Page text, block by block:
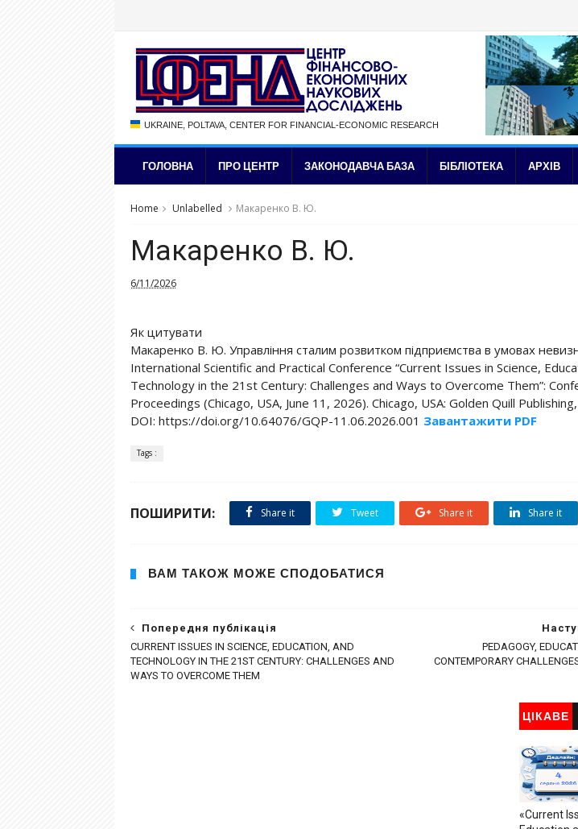
UKRAINE, POLTAVA, CENTER FOR FINANCIAL-ECONOMIC RESEARCH
✉ Підписка
ГОЛОВНА ПРО ЦЕНТР ЗАКОНОДАВЧА БАЗА БІБЛІОТЕКА АРХІВ
Home Unlabelled Макаренко В. Ю.
Макаренко В. Ю.
6/11/2026
Як цитувати
Макаренко В. Ю. Управління сталим розвитком підприємства в умовах
International Scientific and Practical Conference “Current Issues in Science,
Technology in the 21st Century: Challenges and Ways to Overcome Them”:
Proceedings (Chicago, USA, June 11, 2026). Chicago, USA: Golden Quill
DOI: https://doi.org/10.64076/GQP-11.06.2026.001 Завантажити PDF
Tags :
ПОШИРИТИ: Share it Tweet Share it Share it
ВАМ ТАКОЖ МОЖЕ СПОДОБАТИСЯ
PEDAGOGY,
CONTEMPORARY
Попередня публікація
CURRENT ISSUES IN SCIENCE, EDUCATION, AND
TECHNOLOGY IN THE 21ST CENTURY: CHALLENGES AND
WAYS TO OVERCOME THEM
ЦІКАВЕ
«Current